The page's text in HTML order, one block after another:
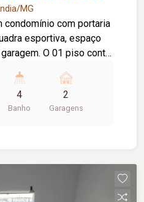
MG
condomínio com portaria
esportiva, espaço
O 01 piso conta
armários, banheiro de
área externa gramada
4
Banho
2
Garagens